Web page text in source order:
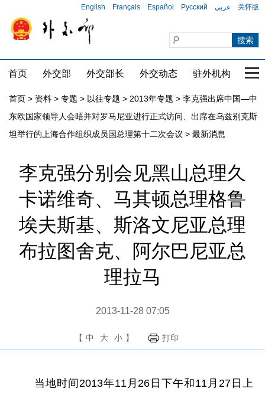
English Français Español Русский عربي 关怀版
首页 外交部 外交部长 外交动态 驻外机构 国
首页 > 资料 > 专题 > 以往专题 > 2013年专题 > 李克强出席中国—中
东欧国家领导人会晤并对罗马尼亚进行正式访问、出席在乌兹别克斯
坦举行的上海合作组织成员国总理第十二次会议 > 最新消息
李克强分别会见黑山总理久
卡诺维奇、马其顿总理格鲁
埃夫斯基、斯洛文尼亚总理
布拉图舍克、阿尔巴尼亚总
理拉马
2013-11-28 07:05
【 中 大 小 】 打印
当地时间2013年11月26日下午和11月27日上